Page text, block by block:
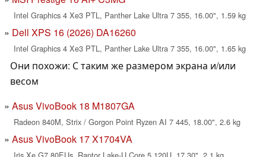
Intel Graphics 4 Xe3 PTL, Panther Lake Ultra 7 355, 16.00", 1.59 kg
Dell XPS 16 (2026) DA16260
Intel Graphics 4 Xe3 PTL, Panther Lake Ultra 7 355, 16.00", 1.65 kg
Они похожи: С таким же размером экрана и/или
весом
Asus VivoBook 18 M1807GA
Radeon 840M, Strix / Gorgon Point Ryzen AI 7 445, 18.00", 2.6 kg
Asus VivoBook 17 X1704VA